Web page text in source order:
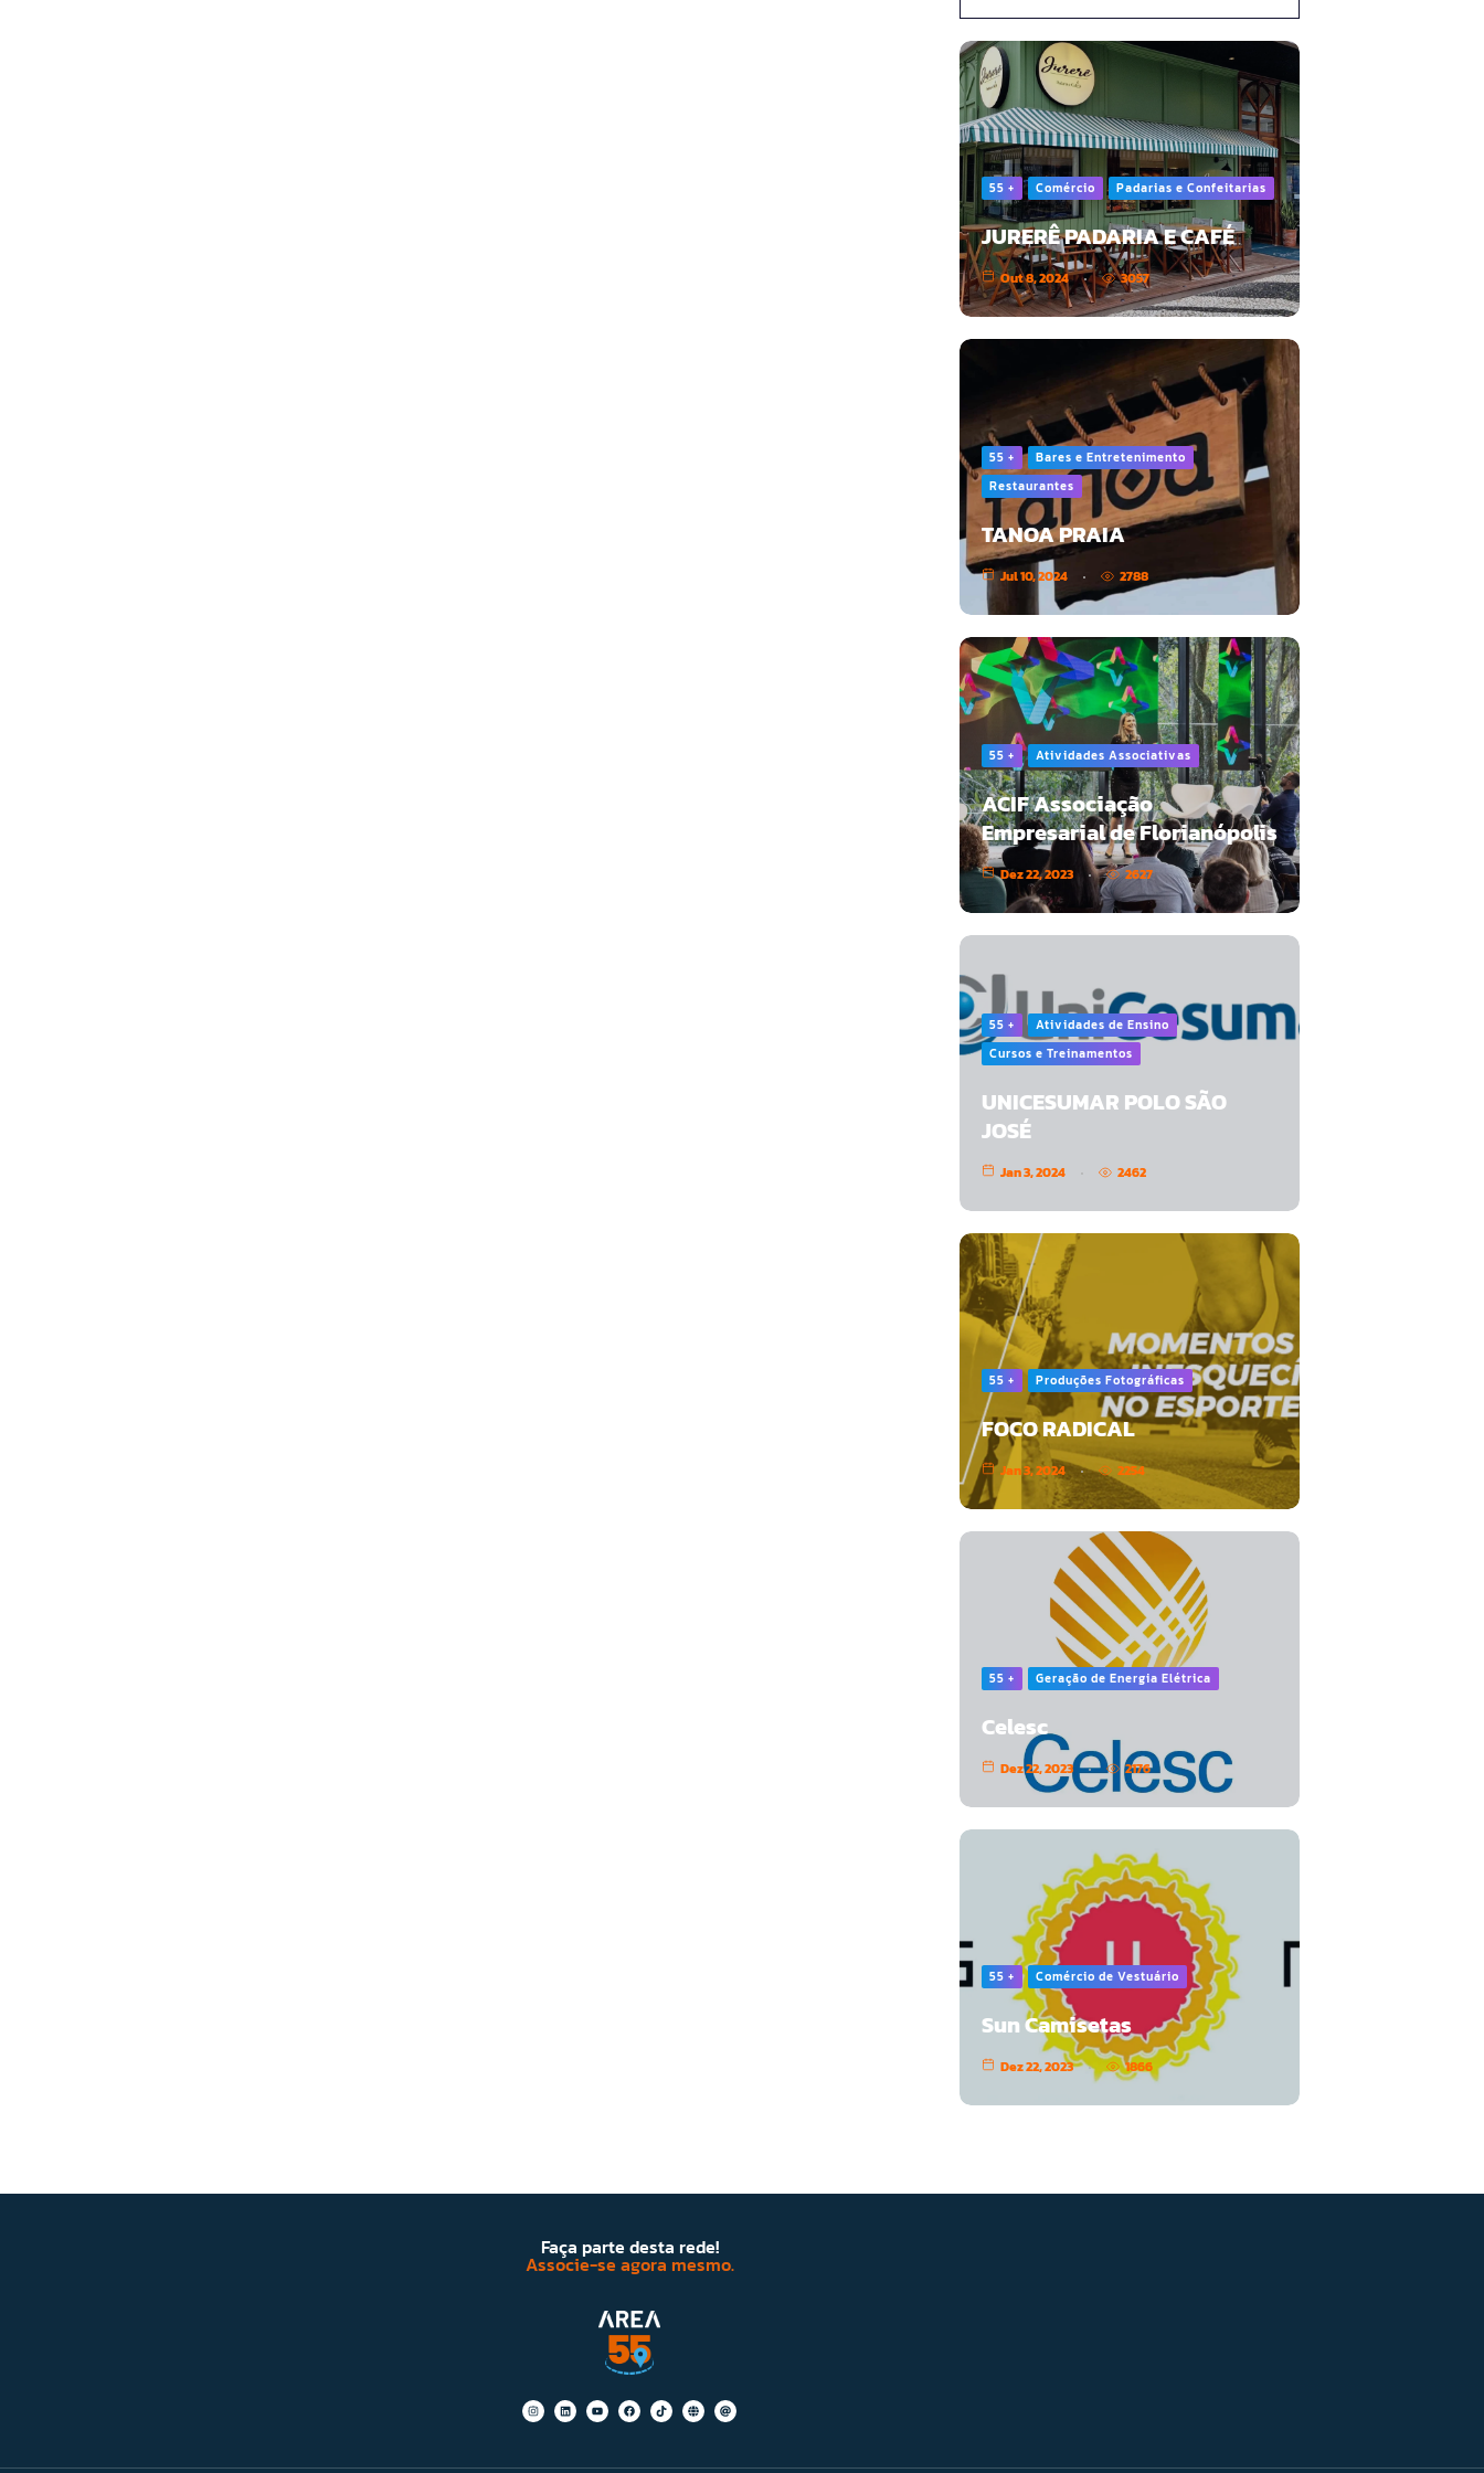
55 + Comércio Padarias e Confeitarias
JURERÊ PADARIA E CAFÉ
Out 8, 2024 3057
55 +
Bares e Entretenimento
Restaurantes
TANOA PRAIA
Jul 10, 2024 2788
55 + Atividades Associativas
ACIF Associação
Empresarial de Florianópolis
Dez 22, 2023 2627
55 +
Atividades de Ensino
Cursos e Treinamentos
UNICESUMAR POLO SÃO
JOSÉ
Jan 3, 2024 2462
55 + Produções Fotográficas
FOCO RADICAL
Jan 3, 2024 2254
55 + Geração de Energia Elétrica
Celesc
Dez 22, 2023 2176
55 + Comércio de Vestuário
Sun Camisetas
Dez 22, 2023 1866
Faça parte desta rede!
Associe-se agora mesmo.